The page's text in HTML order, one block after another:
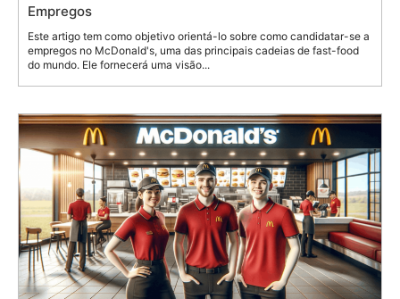
Empregos
Este artigo tem como objetivo orientá-lo sobre como candidatar-se a
empregos no McDonald's, uma das principais cadeias de fast-food
do mundo. Ele fornecerá uma visão...